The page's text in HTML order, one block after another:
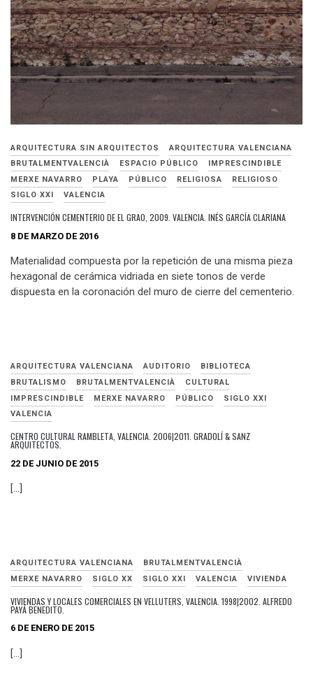
ARQUITECTURA SIN ARQUITECTOS
ARQUITECTURA VALENCIANA
BRUTALMENTVALENCIÀ
ESPACIO PÚBLICO
IMPRESCINDIBLE
MERXE NAVARRO
PLAYA PÚBLICO RELIGIOSA
RELIGIOSO
SIGLO XXI
VALENCIA
INTERVENCIÓN CEMENTERIO DE EL GRAO, 2009. VALENCIA. INÉS GARCÍA CLARIANA
8 DE MARZO DE 2016
Materialidad compuesta por la repetición de una misma pieza
hexagonal de cerámica vidriada en siete tonos de verde
dispuesta en la coronación del muro de cierre del cementerio.
ARQUITECTURA VALENCIANA AUDITORIO
BIBLIOTECA
BRUTALISMO
BRUTALMENTVALENCIÀ
CULTURAL
IMPRESCINDIBLE
MERXE NAVARRO PÚBLICO
SIGLO XXI
VALENCIA
CENTRO CULTURAL RAMBLETA, VALENCIA. 2006|2011. GRADOLÍ & SANZ
ARQUITECTOS.
22 DE JUNIO DE 2015
[…]
ARQUITECTURA VALENCIANA
BRUTALMENTVALENCIÀ
MERXE NAVARRO
SIGLO XX SIGLO XXI VALENCIA VIVIENDA
VIVIENDAS Y LOCALES COMERCIALES EN VELLUTERS, VALENCIA. 1998|2002. ALFREDO
PAYÁ BENEDITO.
6 DE ENERO DE 2015
[…]